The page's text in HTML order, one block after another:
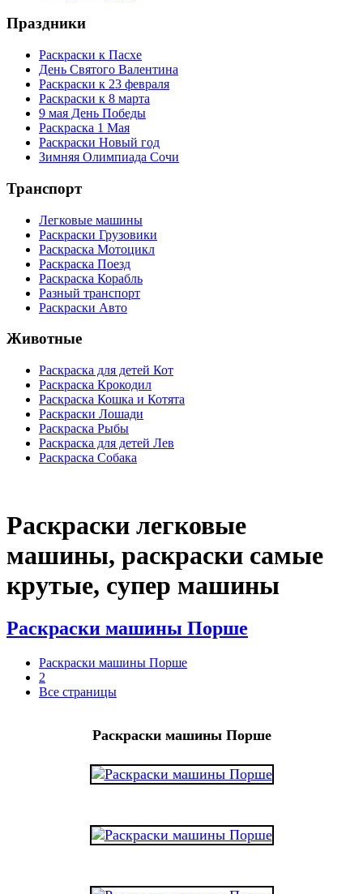
Праздники
Раскраски к Пасхе
День Святого Валентина
Раскраски к 23 февраля
Раскраски к 8 марта
9 мая День Победы
Раскраска 1 Мая
Раскраски Новый год
Зимняя Олимпиада Сочи
Транспорт
Легковые машины
Раскраски Грузовики
Раскраска Мотоцикл
Раскраска Поезд
Раскраска Корабль
Разный транспорт
Раскраски Авто
Животные
Раскраска для детей Кот
Раскраска Крокодил
Раскраска Кошка и Котята
Раскраски Лошади
Раскраска Рыбы
Раскраска для детей Лев
Раскраска Собака
Раскраски легковые
машины, раскраски самые
крутые, супер машины
Раскраски машины Порше
Раскраски машины Порше
2
Все страницы
Раскраски машины Порше